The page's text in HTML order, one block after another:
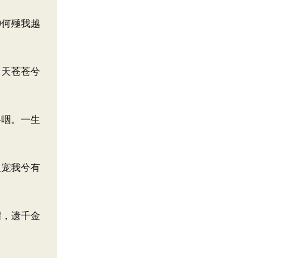
殛我越
苍苍兮
。一生
我兮有
遗千金